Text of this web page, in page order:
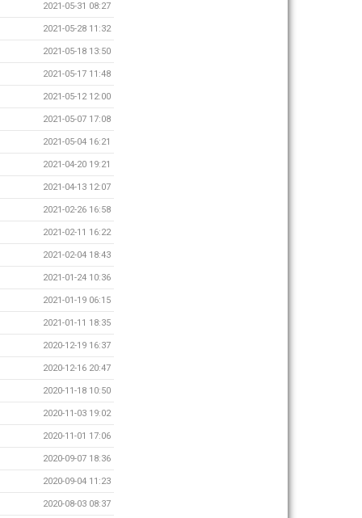
2021-05-31 08:27
2021-05-28 11:32
2021-05-18 13:50
2021-05-17 11:48
2021-05-12 12:00
2021-05-07 17:08
2021-05-04 16:21
2021-04-20 19:21
2021-04-13 12:07
2021-02-26 16:58
2021-02-11 16:22
2021-02-04 18:43
2021-01-24 10:36
2021-01-19 06:15
2021-01-11 18:35
2020-12-19 16:37
2020-12-16 20:47
2020-11-18 10:50
2020-11-03 19:02
2020-11-01 17:06
2020-09-07 18:36
2020-09-04 11:23
2020-08-03 08:37